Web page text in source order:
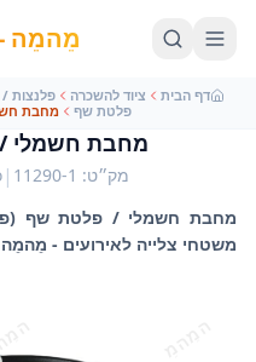
מֵהמֵה -
דף הבית ציוד להשכרה פלנצות
פלטת שף
מחבת
מחבת חשמלי
מק״ט:
11290-1
|
מחבת חשמלי / פלטת שף
משטחי צלייה לאירועים - מֵהמֵה